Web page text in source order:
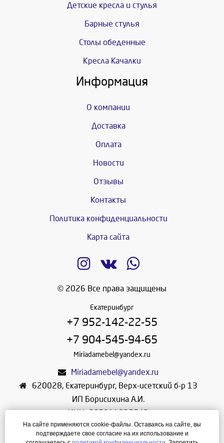
Детские кресла и стулья
Барные стулья
Столы обеденные
Кресла Качалки
Информация
О компании
Доставка
Оплата
Новости
Отзывы
Контакты
Политика конфиденциальности
Карта сайта
© 2026 Все права защищены
Екатеринбург
+7 952-142-22-55
+7 904-545-94-65
Miriadamebel@yandex.ru
Miriadamebel@yandex.ru
620028, Екатеринбург, Верх-исетский б-р 13
ИП Борисихина А.И.
ИНН: 665811825542
ОГРНИП: 312665804600057
Режим работы: Ежедневно с 10-30 до 19-30
На сайте применяются cookie-файлы. Оставаясь на сайте, вы
подтверждаете свое согласие на их использование и